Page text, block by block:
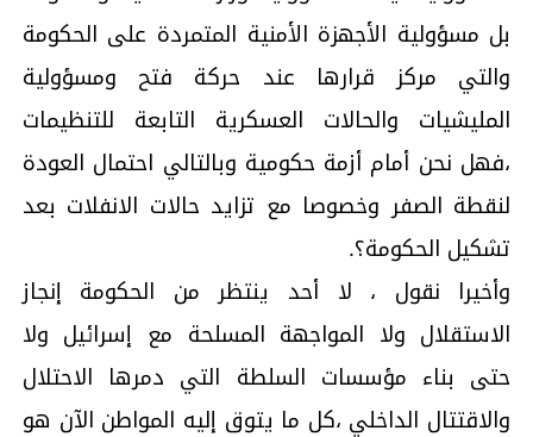
بل مسؤولية الأجهزة الأمنية المتمردة على الحكومة
والتي مركز قرارها عند حركة فتح ومسؤولية
المليشيات والحالات العسكرية التابعة للتنظيمات
،فهل نحن أمام أزمة حكومية وبالتالي احتمال العودة
لنقطة الصفر وخصوصا مع تزايد حالات الانفلات بعد
تشكيل الحكومة؟.
وأخيرا نقول ، لا أحد ينتظر من الحكومة إنجاز
الاستقلال ولا المواجهة المسلحة مع إسرائيل ولا
حتى بناء مؤسسات السلطة التي دمرها الاحتلال
والاقتتال الداخلي ،كل ما يتوق إليه المواطن الآن هو